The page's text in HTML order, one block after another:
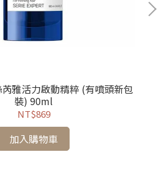
芮雅活力啟動精粹 (有噴頭新包
裝) 90ml
NT$869
加入購物車